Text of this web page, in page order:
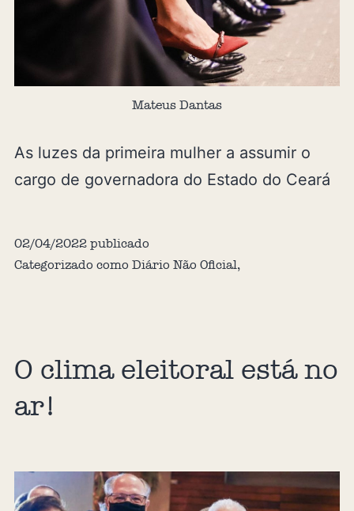
Mateus Dantas
As luzes da primeira mulher a assumir o
cargo de governadora do Estado do Ceará
02/04/2022publicado
Categorizado como Diário Não Oficial,
O clima eleitoral está no
ar!